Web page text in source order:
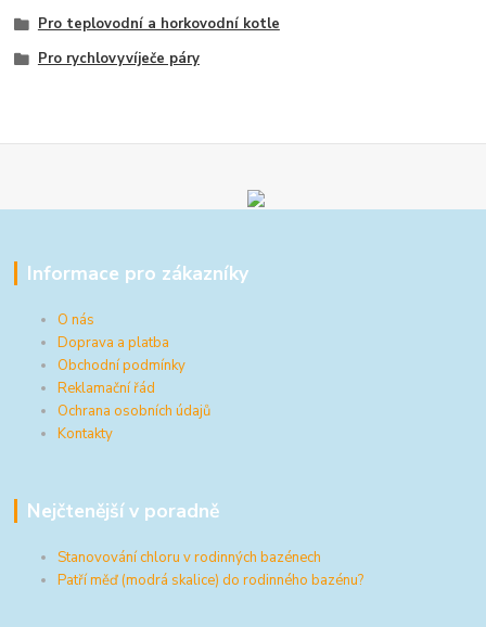
Pro teplovodní a horkovodní kotle
Pro rychlovyvíječe páry
Informace pro zákazníky
O nás
Doprava a platba
Obchodní podmínky
Reklamační řád
Ochrana osobních údajů
Kontakty
Nejčtenější v poradně
Stanovování chloru v rodinných bazénech
Patří měď (modrá skalice) do rodinného bazénu?